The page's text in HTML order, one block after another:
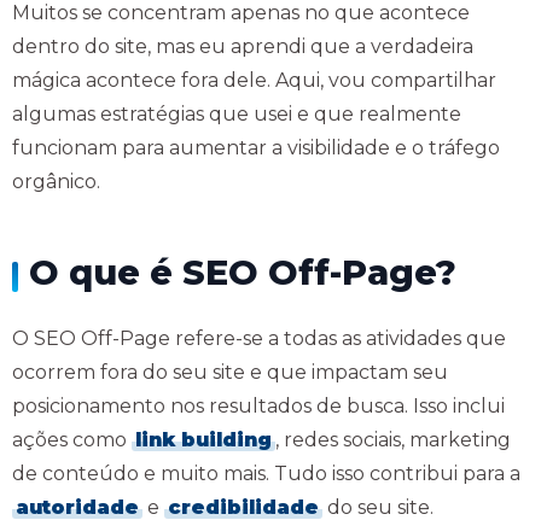
Muitos se concentram apenas no que acontece
dentro do site, mas eu aprendi que a verdadeira
mágica acontece fora dele. Aqui, vou compartilhar
algumas estratégias que usei e que realmente
funcionam para aumentar a visibilidade e o tráfego
orgânico.
O que é SEO Off-Page?
O SEO Off-Page refere-se a todas as atividades que
ocorrem fora do seu site e que impactam seu
posicionamento nos resultados de busca. Isso inclui
ações como link building , redes sociais, marketing
de conteúdo e muito mais. Tudo isso contribui para a
autoridade e credibilidade do seu site.